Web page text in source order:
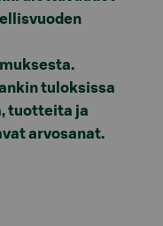
.
tuloksissa
,tuotteita ja
arvosanat.